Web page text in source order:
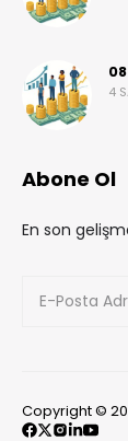
4
Abone Ol
En son
Copyright ©